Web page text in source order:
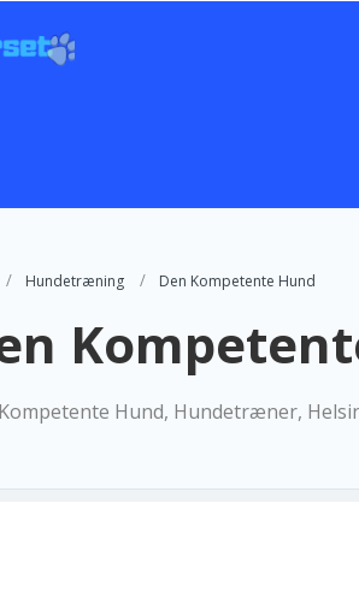
Hundetræning Den Kompetente Hund
Hund, Hundetræner,